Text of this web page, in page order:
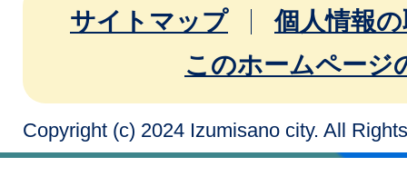
サイトマップ
個人情報
このホームページ
Copyright (c) 2024 Izumisano city. All